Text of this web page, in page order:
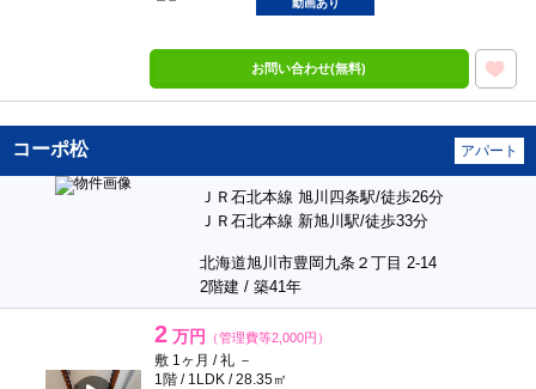
お問い合わせ(無料)
コーポ松 アパート
ＪＲ石北本線 旭川四条駅/徒歩26分
ＪＲ石北本線 新旭川駅/徒歩33分
北海道旭川市豊岡九条２丁目 2-14
2階建 / 築41年
2 万円 （管理費等2,000円）
敷 1ヶ月 / 礼 －
1階 / 1LDK / 28.35㎡